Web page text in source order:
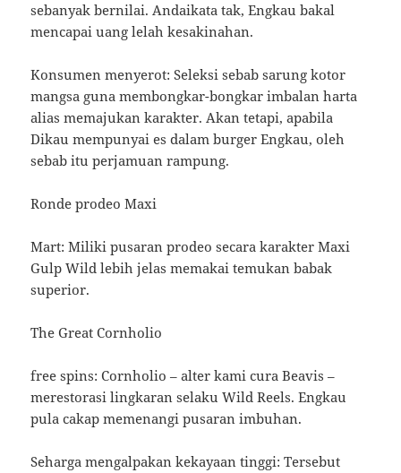
sebanyak bernilai. Andaikata tak, Engkau bakal
mencapai uang lelah kesakinahan.
Konsumen menyerot: Seleksi sebab sarung kotor
mangsa guna membongkar-bongkar imbalan harta
alias memajukan karakter. Akan tetapi, apabila
Dikau mempunyai es dalam burger Engkau, oleh
sebab itu perjamuan rampung.
Ronde prodeo Maxi
Mart: Miliki pusaran prodeo secara karakter Maxi
Gulp Wild lebih jelas memakai temukan babak
superior.
The Great Cornholio
free spins: Cornholio – alter kami cura Beavis –
merestorasi lingkaran selaku Wild Reels. Engkau
pula cakap memenangi pusaran imbuhan.
Seharga mengalpakan kekayaan tinggi: Tersebut